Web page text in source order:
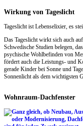
Wirkung von Tageslicht
Tageslicht ist Lebenselixier, es
Das Tageslicht wirkt sich auch
Schwedische Studien belegen,
psychische Wohlbefinden von
fördert auch die Leistungs- und
gerade Kinder bei Sonne und
Sonnenlicht als dem wichtigsten
Wohnraum-Dachfenster